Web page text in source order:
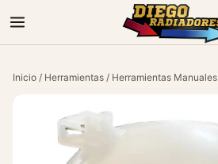
Inicio / Herramientas / Herramientas Manuales